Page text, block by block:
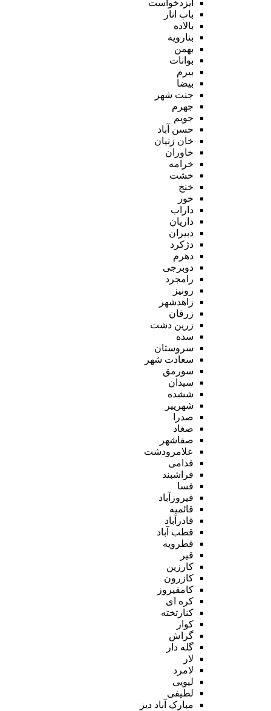
ایزدخواست
باب انار
بالاده
بنارویه
بهمن
بوانات
بیرم
بیضا
جنت شهر
جهرم
جویم
حسن آباد
خان زنیان
خاوران
خرامه
خشت
خنج
خور
داراب
داریان
دبیران
دژکرد
دهرم
دوبرجی
رامجرد
رونیز
زاهدشهر
زرقان
زرین دشت
سده
سروستان
سعادت شهر
سورمق
سیدان
ششده
شهرپیر
صدرا
صغاد
صفاشهر
علامرودشت
فدامی
فراشبند
فسا
فیروزآباد
قائمیه
قادرآباد
قطب آباد
قطرویه
قیر
کارزین
کازرون
کامفیروز
کره ای
کنارتخته
کوار
گراش
گله دار
لار
لامرد
لپویی
لطیفی
مبارک آباد دیز